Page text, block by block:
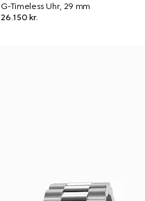
G-Timeless Uhr, 29 mm
26.150 kr.